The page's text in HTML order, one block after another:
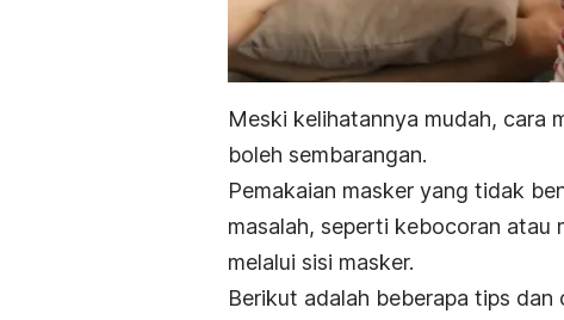
Meski kelihatannya mudah, cara
boleh sembarangan.
Pemakaian masker yang tidak
masalah, seperti kebocoran atau
melalui sisi masker.
Berikut adalah beberapa tips